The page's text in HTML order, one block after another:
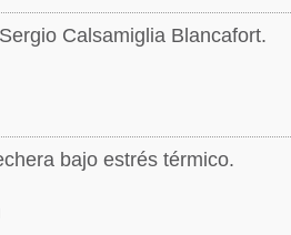
Calsamiglia Blancafort.
bajo estrés térmico.